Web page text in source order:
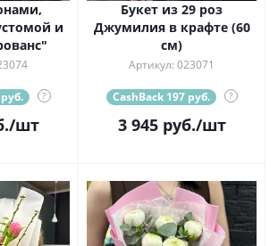
и
?
/шт
Букет из 29 роз
Джумилия в крафте (60
см)
Артикул: 023071
CashBack 197 руб. ?
3 945руб./шт